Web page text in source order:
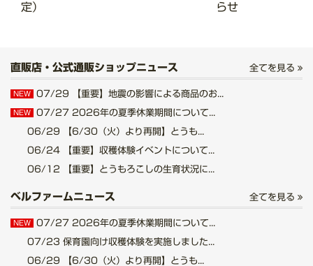
定）
らせ
直販店・公式通販ショップニュース 全てを見る
NEW 07/29 【重要】地震の影響による商品のお...
NEW 07/27 2026年の夏季休業期間について...
06/29 【6/30（火）より再開】とうも...
06/24 【重要】収穫体験イベントについて...
06/12 【重要】とうもろこしの生育状況に...
ベルファームニュース 全てを見る
NEW 07/27 2026年の夏季休業期間について...
07/23 保育園向け収穫体験を実施しました...
06/29 【6/30（火）より再開】とうも...